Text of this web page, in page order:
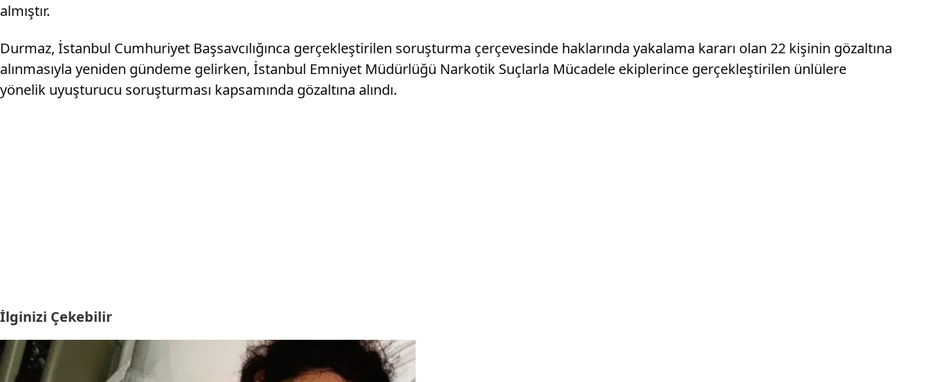
almıştır.
Durmaz, İstanbul Cumhuriyet Başsavcılığınca gerçekleştirilen soruşturma çerçevesinde haklarında yakalama kararı olan 22 kişinin gözaltına
alınmasıyla yeniden gündeme gelirken, İstanbul Emniyet Müdürlüğü Narkotik Suçlarla Mücadele ekiplerince gerçekleştirilen ünlülere
yönelik uyuşturucu soruşturması kapsamında gözaltına alındı.
İlginizi Çekebilir